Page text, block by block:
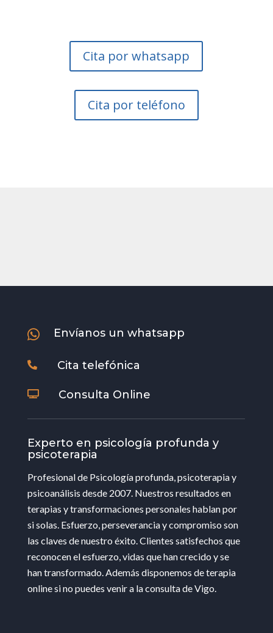
Cita por whatsapp
Cita por teléfono
 Envíanos un whatsapp
 Cita telefónica
 Consulta Online
Experto en psicología profunda y
psicoterapia
Profesional de Psicología profunda, psicoterapia y
psicoanálisis desde 2007. Nuestros resultados en
terapias y transformaciones personales hablan por
si solas. Esfuerzo, perseverancia y compromiso son
las claves de nuestro éxito. Clientes satisfechos que
reconocen el esfuerzo, vidas que han crecido y se
han transformado. Además disponemos de terapia
online si no puedes venir a la consulta de Vigo.